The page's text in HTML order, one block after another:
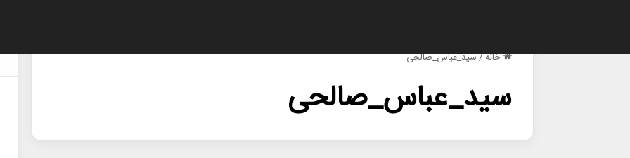
خانه/سید_عباس_صالحی
سید_عباس_صالحی